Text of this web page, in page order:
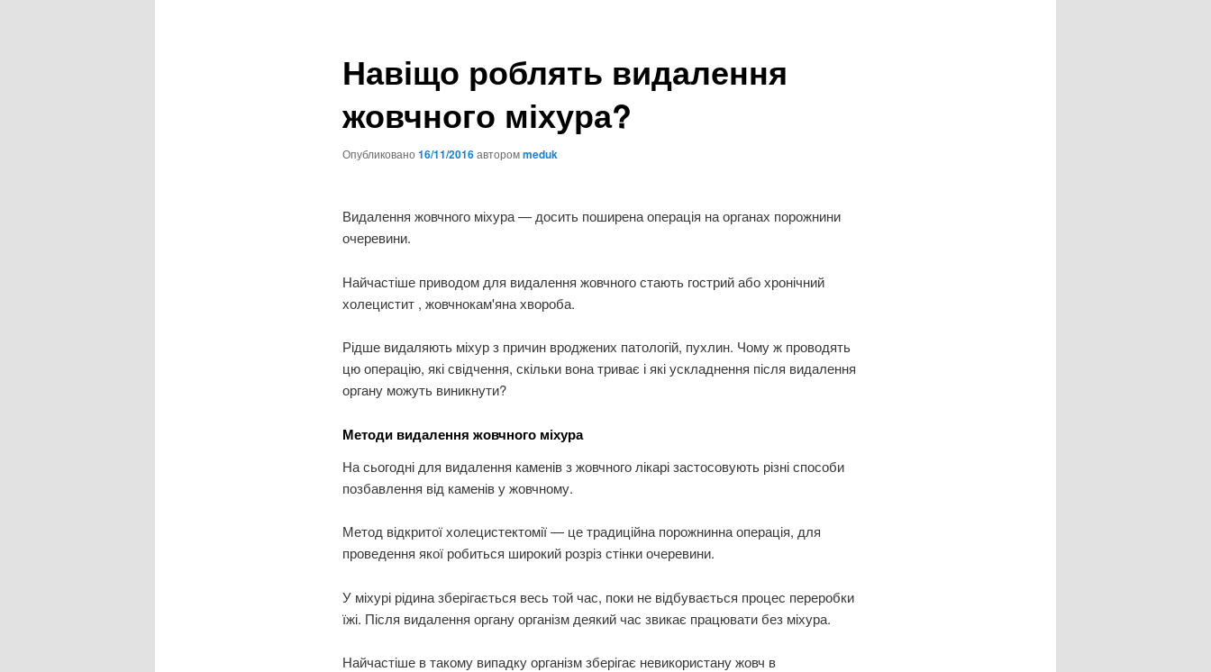
Навіщо роблять видалення
жовчного міхура?
Опубликовано 16/11/2016авторомmeduk
Видалення жовчного міхура — досить поширена операція на органах порожнини
очеревини.
Найчастіше приводом для видалення жовчного стають гострий або хронічний
холецистит , жовчнокам'яна хвороба.
Рідше видаляють міхур з причин вроджених патологій, пухлин. Чому ж проводять
цю операцію, які свідчення, скільки вона триває і які ускладнення після видалення
органу можуть виникнути?
Методи видалення жовчного міхура
На сьогодні для видалення каменів з жовчного лікарі застосовують різні способи
позбавлення від каменів у жовчному.
Метод відкритої холецистектомії — це традиційна порожнинна операція, для
проведення якої робиться широкий розріз стінки очеревини.
У міхурі рідина зберігається весь той час, поки не відбувається процес переробки
їжі. Після видалення органу організм деякий час звикає працювати без міхура.
Найчастіше в такому випадку організм зберігає невикористану жовч в